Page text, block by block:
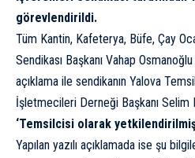
görevlendirildi.
Tüm Kantin, Kafeterya, Büfe, Çay
Sendikası Başkanı Vahap Osmanoğlu
açıklama ile sendikanın Yalova
İşletmecileri Derneği Başkanı Selim
‘Temsilcisi olarak
Yapılan yazılı açıklamada ise şu